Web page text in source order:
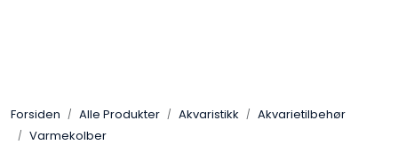
Forsiden Alle Produkter Akvaristikk
Akvarietilbehør
Varmekolber
Leverandører